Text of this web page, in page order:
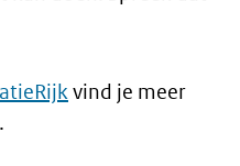
vind je meer